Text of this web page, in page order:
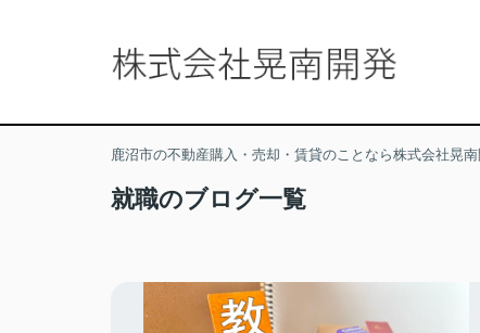
鹿沼市の不動産購入・売却・賃貸のことなら株式会社晃南
就職のブログ一覧